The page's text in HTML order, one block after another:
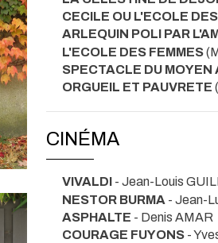
CECILE OU L'ECOLE
ARLEQUIN POLI PAR
L'ECOLE DES FEMMES
SPECTACLE DU MOYEN
ORGUEIL ET PAUVRETE
CINÉMA
VIVALDI - Jean-Louis
NESTOR BURMA - Jean-
ASPHALTE - Denis AMAR
COURAGE FUYONS -